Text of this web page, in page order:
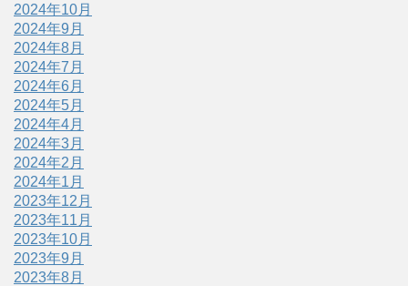
2024年10月
2024年9月
2024年8月
2024年7月
2024年6月
2024年5月
2024年4月
2024年3月
2024年2月
2024年1月
2023年12月
2023年11月
2023年10月
2023年9月
2023年8月